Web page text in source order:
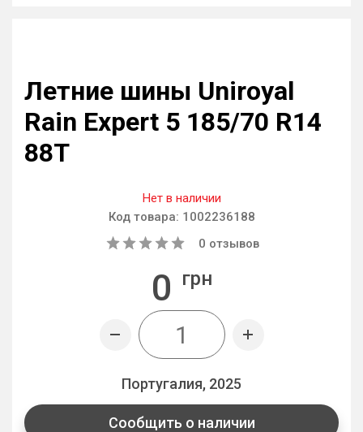
Летние шины Uniroyal
Rain Expert 5 185/70 R14
88T
Нет в наличии
Код товара: 1002236188
0 отзывов
0 грн
Португалия, 2025
Сообщить о наличии